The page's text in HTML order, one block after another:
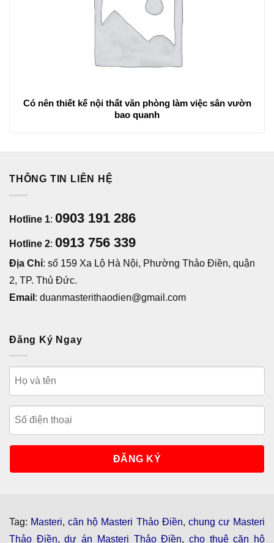
Có nên thiết kế nội thất văn phòng làm việc sân vườn
bao quanh
THÔNG TIN LIÊN HỆ
Hotline 1: 0903 191 286
Hotline 2: 0913 756 339
Địa Chỉ: số 159 Xa Lộ Hà Nội, Phường Thảo Điền, quận
2, TP. Thủ Đức.
Email : duanmasterithaodien@gmail.com
Đăng Ký Ngay
Tag: Masteri,căn hộ Masteri Thảo Điền, chung cư Masteri
Thảo Điền,dự án Masteri Thảo Điền, cho thuê căn hộ